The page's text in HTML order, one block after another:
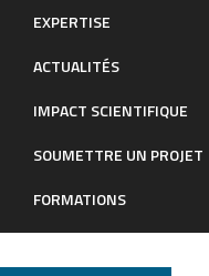
EXPERTISE
ACTUALITÉS
IMPACT SCIENTIFIQUE
SOUMETTRE UN PROJET
FORMATIONS
Transcriptome